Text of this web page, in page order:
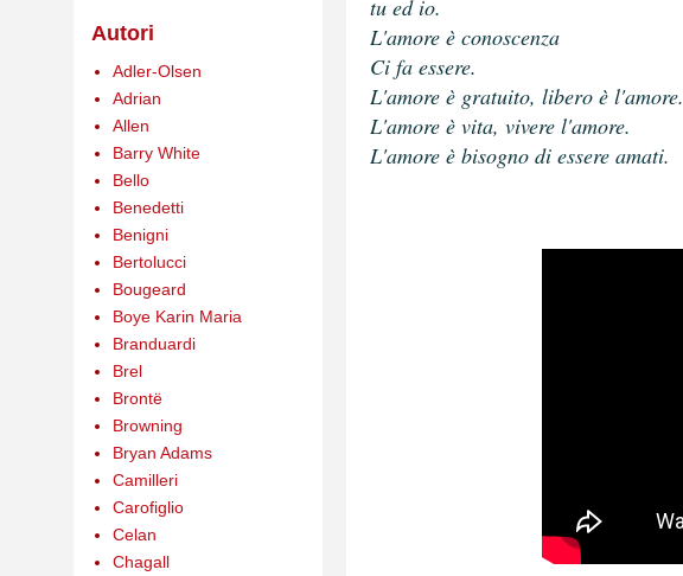
tu ed io.
L'amore è conoscenza
Ci fa essere.
L'amore è gratuito, libero è l'amore.
L'amore è vita, vivere l'amore.
L'amore è bisogno di essere amati.
Autori
Adler-Olsen
Adrian
Allen
Barry White
Bello
Benedetti
Benigni
Bertolucci
Bougeard
Boye Karin Maria
Branduardi
Brel
Brontë
Browning
Bryan Adams
Camilleri
Carofiglio
Celan
Chagall